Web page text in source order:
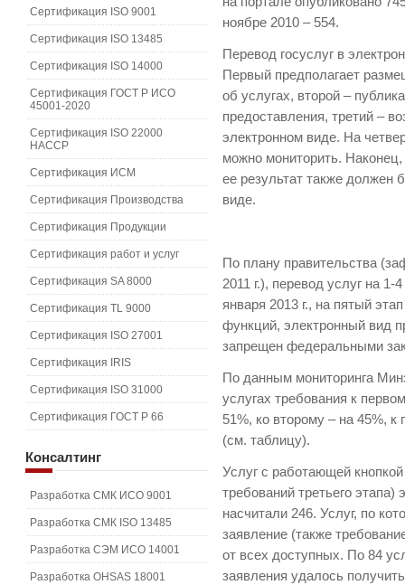
ноябре 2010 – 554.
Перевод госуслуг в
Первый предполагает
об услугах, второй –
предоставления, третий –
электронном виде. На
можно мониторить.
ее результат также должен
виде.
По плану правительства
2011 г.), перевод услуг на
января 2013 г., на пятый
функций, электронный вид
запрещен федеральными
По данным мониторинга
услугах требования к
51%, ко второму – на 45%,
(см. таблицу).
Услуг с работающей
требований третьего
насчитали 246. Услуг, по
заявление (также
от всех доступных. По 84
заявления удалось
Сертификация ISO 9001
Сертификация ISO 13485
Сертификация ISO 14000
Сертификация ГОСТ Р ИСО
45001-2020
Сертификация ISO 22000
HACCP
Сертификация ИСМ
Сертификация Производства
Сертификация Продукции
Сертификация работ и услуг
Сертификация SA 8000
Сертификация TL 9000
Сертификация ISO 27001
Сертификация IRIS
Сертификация ISO 31000
Сертификация ГОСТ Р 66
Консалтинг
Разработка СМК ИСО 9001
Разработка СМК ISO 13485
Разработка СЭМ ИСО 14001
Разработка OHSAS 18001